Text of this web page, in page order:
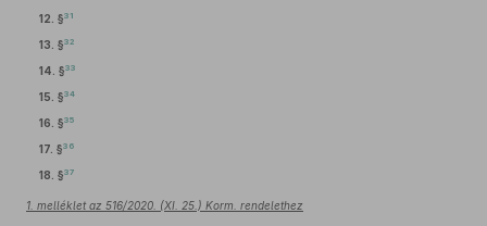
12. §31
13. §32
14. §33
15. §34
16. §35
17. §36
18. §37
1. melléklet az 516/2020. (XI. 25.) Korm. rendelethez